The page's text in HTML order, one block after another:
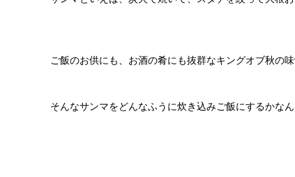
ご飯のお供にも、お酒の肴にも抜群なキングオブ秋の
そんなサンマをどんなふうに炊き込みご飯にするかな